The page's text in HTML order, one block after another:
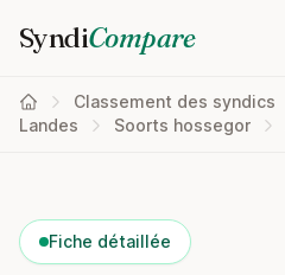
SyndiCompare
Classement des syndics
Landes
Soorts hossegor
Fiche détaillée